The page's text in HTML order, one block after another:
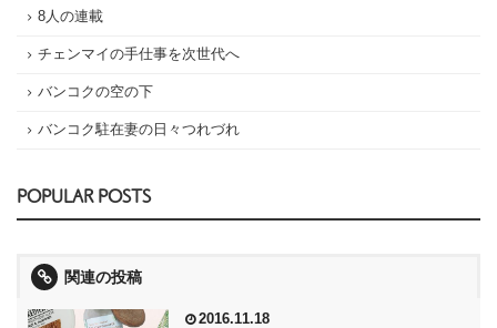
8人の連載
チェンマイの手仕事を次世代へ
バンコクの空の下
バンコク駐在妻の日々つれづれ
POPULAR POSTS
関連の投稿
2016.11.18